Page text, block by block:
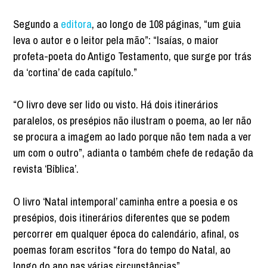
Segundo a editora, ao longo de 108 páginas, “um guia
leva o autor e o leitor pela mão”: “Isaías, o maior
profeta-poeta do Antigo Testamento, que surge por trás
da ‘cortina’ de cada capítulo.”
“O livro deve ser lido ou visto. Há dois itinerários
paralelos, os presépios não ilustram o poema, ao ler não
se procura a imagem ao lado porque não tem nada a ver
um com o outro”, adianta o também chefe de redação da
revista ‘Bíblica’.
O livro ‘Natal intemporal’ caminha entre a poesia e os
presépios, dois itinerários diferentes que se podem
percorrer em qualquer época do calendário, afinal, os
poemas foram escritos “fora do tempo do Natal, ao